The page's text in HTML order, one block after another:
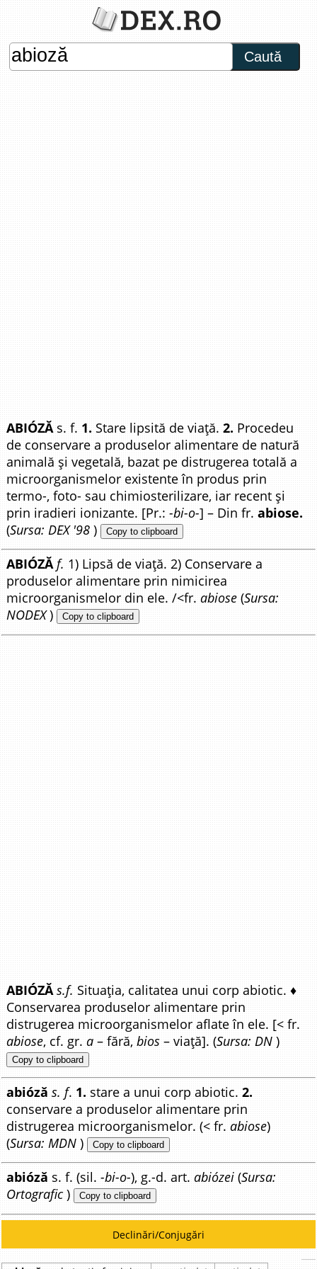
Caută
ABIÓZĂs. f. 1. Stare lipsită de viață.2. Procedeu
de conservare a produselor alimentare de natură
animală și vegetală, bazat pe distrugerea totală a
microorganismelor existente în produs prin
termo-, foto- sau chimiosterilizare, iar recent și
prin iradieri ionizante. [Pr.:-bi-o-] – Din fr.abiose.
(Sursa: DEX '98 ) Copy to clipboard
ABIÓZĂ f. 1) Lipsă de viață. 2) Conservare a
produselor alimentare prin nimicirea
microorganismelor din ele. /<fr.abiose (Sursa:
NODEX) Copy to clipboard
ABIÓZĂ s.f. Situația, calitatea unui corp abiotic. ♦
Conservarea produselor alimentare prin
distrugerea microorganismelor aflate în ele. [< fr.
abiose, cf. gr.a – fără,bios – viață]. (Sursa: DN )
Copy to clipboard
abióză s. f. 1. stare a unui corp abiotic.2.
conservare a produselor alimentare prin
distrugerea microorganismelor. (< fr.abiose)
(Sursa: MDN ) Copy to clipboard
abióză s. f. (sil.-bi-o-), g.-d. art.abiózei (Sursa:
Ortografic ) Copy to clipboard
Declinări/Conjugări